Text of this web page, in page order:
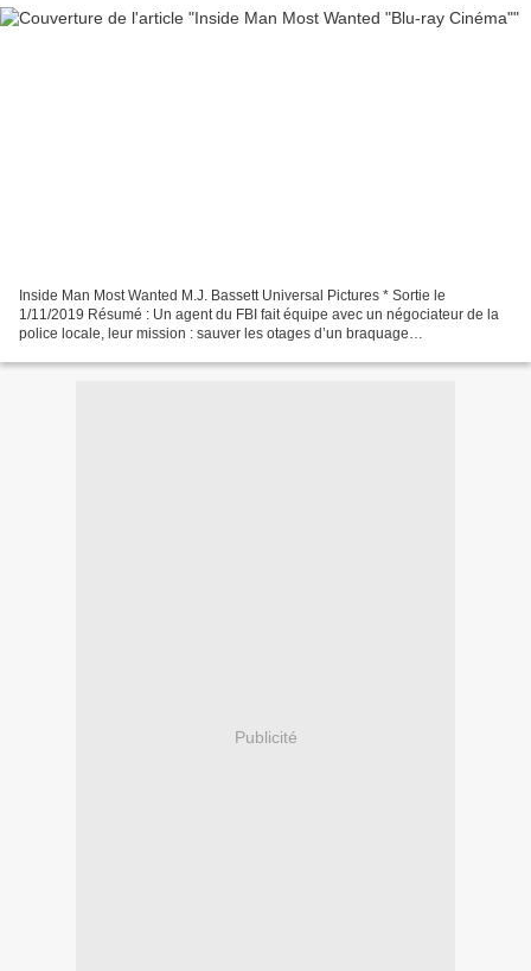
Inside Man Most Wanted M.J. Bassett Universal Pictures * Sortie le
1/11/2019 Résumé : Un agent du FBI fait équipe avec un négociateur de la
police locale, leur mission : sauver les otages d’un braquage
Publicité